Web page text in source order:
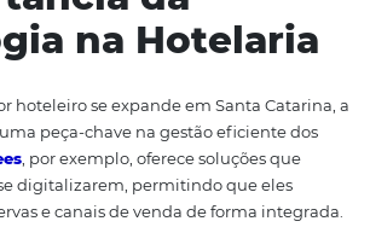
Portanto, o Parque Beto
para o crescimento do setor